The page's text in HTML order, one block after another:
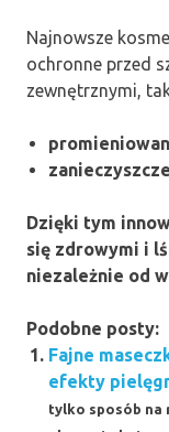
Najnowsze
ochronne przed
zewnętrznymi,
Dzięki tym
się zdrowymi i
niezależnie od
Podobne posty:
Fajne
efekty
tylko sposób na